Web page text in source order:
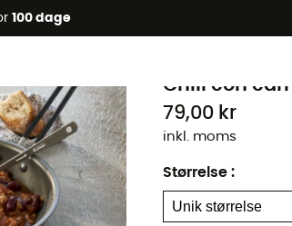
100 dage
Chili con
79,00 kr
inkl. moms
Størrelse :